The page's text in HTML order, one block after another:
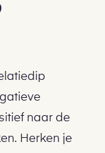
naar de
Herken je